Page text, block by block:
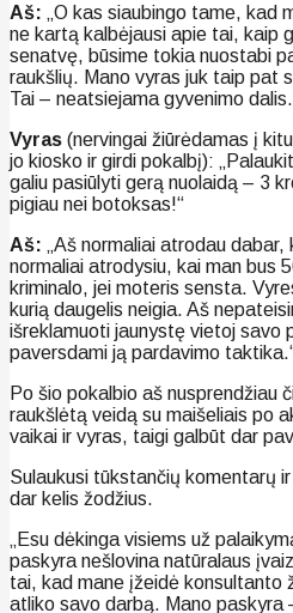
Aš: „O kas siaubingo tame, kad
ne kartą kalbėjausi apie tai, kaip
senatvę, būsime tokia nuostabi
raukšlių. Mano vyras juk taip pat
Tai – neatsiejama gyvenimo
Vyras (nervingai žiūrėdamas į
jo kiosko ir girdi pokalbį):
galiu pasiūlyti gerą nuolaidą – 3
pigiau nei botoksas!“
Aš: „Aš normaliai atrodau
normaliai atrodysiu, kai man bus
kriminalo, jei moteris sensta.
kurią daugelis neigia. Aš
išreklamuoti jaunystę vietoj savo
paversdami ją pardavimo
Po šio pokalbio aš nusprendžiau
raukšlėtą veidą su maišeliais po
vaikai ir vyras, taigi galbūt dar
Sulaukusi tūkstančių komentarų
dar kelis žodžius.
„Esu dėkinga visiems už
paskyra nešlovina natūralaus
tai, kad mane įžeidė konsultanto
atliko savo darbą. Mano paskyra